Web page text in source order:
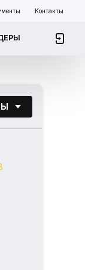
Контакты